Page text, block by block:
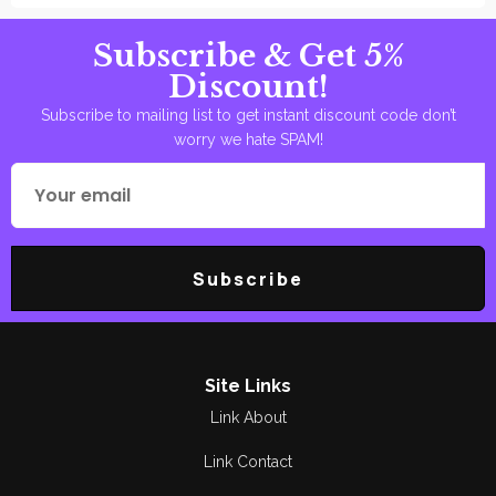
Subscribe & Get 5%
Discount!
Subscribe to mailing list to get instant discount code don’t
worry we hate SPAM!
Subscribe
Site Links
Link About
Link Contact